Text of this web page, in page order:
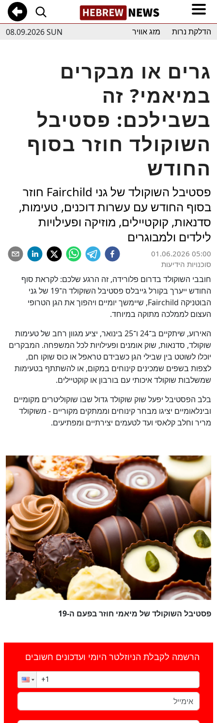
08.09.2026 SUN הדלקת נרות מזג אוויר
גרים או מבקרים
במיאמי? זה
בשבילכם: פסטיבל
השוקולד חוזר בסוף
החודש
פסטיבל השוקולד של גני Fairchild חוזר
בסוף החודש עם עשרות דוכנים, טעימות,
סדנאות, קוקטיילים, מוזיקה ופעילויות
לילדים ולמבוגרים
01.06.2026 05:00
סוכנויות הידיעות
חובבי השוקולד בדרום פלורידה, זה הרגע שלכם: לקראת סוף
החודש ייערך בקורל גייבלס פסטיבל השוקולד ה־19 של גני
הבוטניקה Fairchild, שיימשך יומיים ויהפוך את הגן הטרופי
העצום לממלכה מתוקה במיוחד.
האירוע, שיתקיים ב־24 ו־25 בינואר, יציע מגוון רחב של טעימות
שוקולד, סדנאות, שוק אומנים ופעילויות לכל המשפחה. המבקרים
יוכלו לשוטט בין שבילי הגן כשבידם טראפל או כוס שוקו חם,
לצפות בשפים שמכינים קינוחים במקום, או להשתתף בטעימות
שמשלבות שוקולד איכותי עם בורבון או קוקטיילים.
בלב הפסטיבל יפעל שוק שוקולד גדול שבו שוקוליטרים מקומיים
ובינלאומיים יציגו מבחר קינוחים וממתקים מקוריים - משוקולד
מריר וחלב קלאסי ועד לטעמים יצירתיים ומפתיעים.
פסטיבל השוקולד של מיאמי חוזר בפעם ה-19
הרשמה לקבלת הניוזלטר היומי ועדכונים חשובים